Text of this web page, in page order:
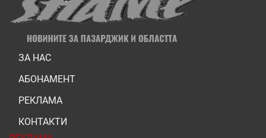
ЗА НАС
АБОНАМЕНТ
РЕКЛАМА
КОНТАКТИ